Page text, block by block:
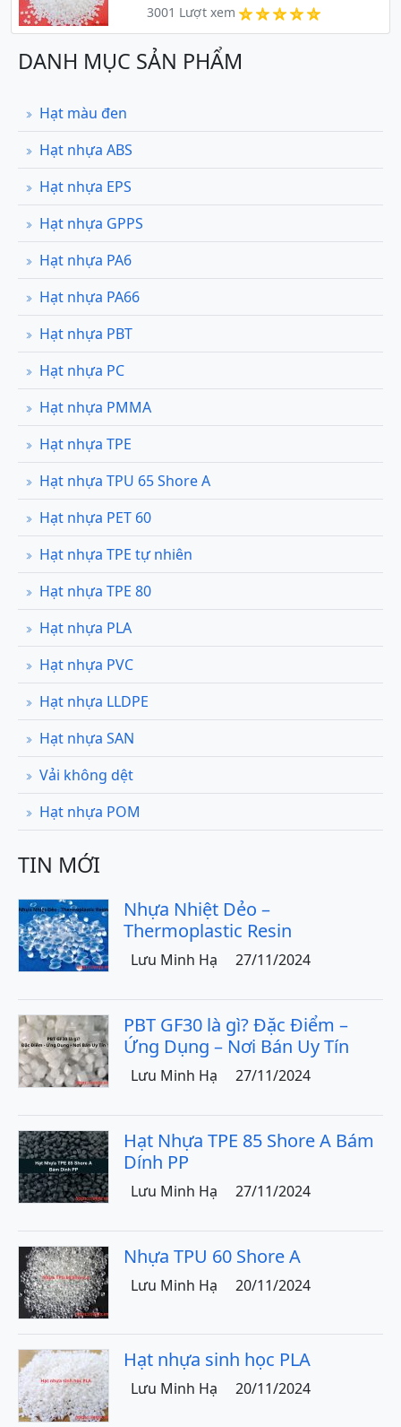
3001 Lượt xem
DANH MỤC SẢN PHẨM
Hạt màu đen
Hạt nhựa ABS
Hạt nhựa EPS
Hạt nhựa GPPS
Hạt nhựa PA6
Hạt nhựa PA66
Hạt nhựa PBT
Hạt nhựa PC
Hạt nhựa PMMA
Hạt nhựa TPE
Hạt nhựa TPU 65 Shore A
Hạt nhựa PET 60
Hạt nhựa TPE tự nhiên
Hạt nhựa TPE 80
Hạt nhựa PLA
Hạt nhựa PVC
Hạt nhựa LLDPE
Hạt nhựa SAN
Vải không dệt
Hạt nhựa POM
TIN MỚI
Nhựa Nhiệt Dẻo –
Thermoplastic Resin
Lưu Minh Hạ 27/11/2024
PBT GF30 là gì? Đặc Điểm –
Ứng Dụng – Nơi Bán Uy Tín
Lưu Minh Hạ 27/11/2024
Hạt Nhựa TPE 85 Shore A Bám
Dính PP
Lưu Minh Hạ 27/11/2024
Nhựa TPU 60 Shore A
Lưu Minh Hạ 20/11/2024
Hạt nhựa sinh học PLA
Lưu Minh Hạ 20/11/2024